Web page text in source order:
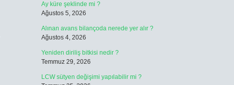
Ay küre şeklinde mi ?
Ağustos 5, 2026
Alınan avans bilançoda nerede yer alır ?
Ağustos 4, 2026
Yeniden diriliş bitkisi nedir ?
Temmuz 29, 2026
LCW sütyen değişimi yapılabilir mi ?